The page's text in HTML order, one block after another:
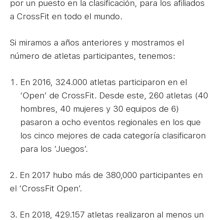
por un puesto en la clasificación, para los afiliados
a CrossFit en todo el mundo.
Si miramos a años anteriores y mostramos el
número de atletas participantes, tenemos:
En 2016, 324.000 atletas participaron en el
‘Open’ de CrossFit. Desde este, 260 atletas (40
hombres, 40 mujeres y 30 equipos de 6)
pasaron a ocho eventos regionales en los que
los cinco mejores de cada categoría clasificaron
para los ‘Juegos’.
2. En 2017 hubo más de 380,000 participantes en
el ‘CrossFit Open’.
3. En 2018, 429.157 atletas realizaron al menos un